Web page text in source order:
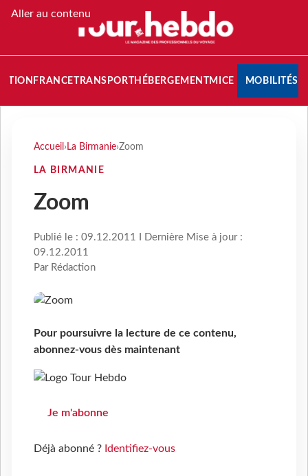
Aller au contenu
FRANCETRANSPORT HÉBERGEMENTMICE MOBILITÉS
Accueil › La Birmanie›Zoom
LA BIRMANIE
Zoom
Publié le : 09.12.2011 I Dernière Mise à jour :
09.12.2011
Par Rédaction
Pour poursuivre la lecture de ce contenu,
abonnez-vous dès maintenant
Je m'abonne
Déjà abonné ? Identifiez-vous